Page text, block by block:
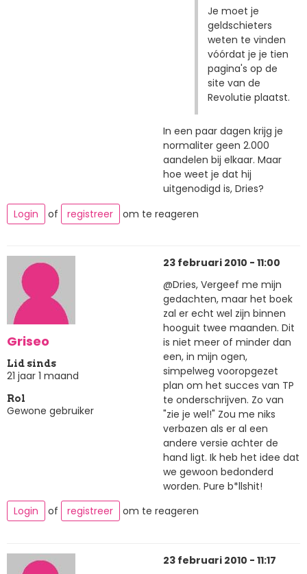
Je moet je
geldschieters
weten te vinden
vóórdat je je tien
pagina's op de
site van de
Revolutie plaatst.
In een paar dagen krijg je
normaliter geen 2.000
aandelen bij elkaar. Maar
hoe weet je dat hij
uitgenodigd is, Dries?
Login
of registreer om te reageren
Griseo
Lid sinds
21 jaar 1 maand
Rol
Gewone gebruiker
23 februari 2010 - 11:00
@Dries, Vergeef me mijn
gedachten, maar het boek
zal er echt wel zijn binnen
hooguit twee maanden. Dit
is niet meer of minder dan
een, in mijn ogen,
simpelweg vooropgezet
plan om het succes van TP
te onderschrijven. Zo van
"zie je wel!" Zou me niks
verbazen als er al een
andere versie achter de
hand ligt. Ik heb het idee dat
we gewoon bedonderd
worden. Pure b*llshit!
Login
of registreer om te reageren
23 februari 2010 - 11:17